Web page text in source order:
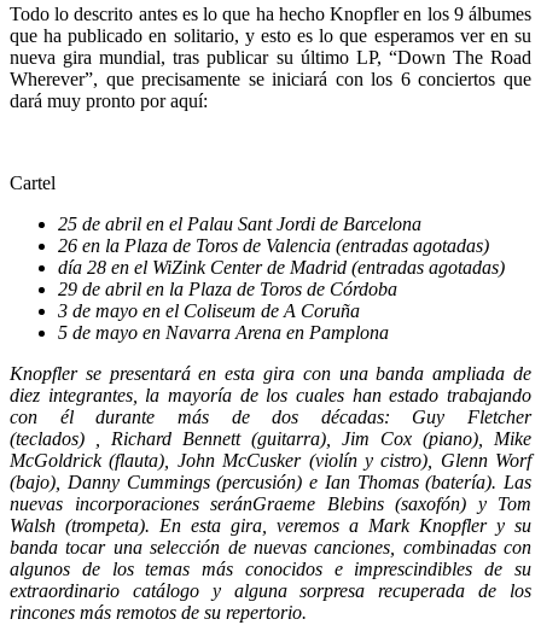
Todo lo descrito antes es lo que ha hecho Knopfler en los 9 álbumes
que ha publicado en solitario, y esto es lo que esperamos ver en su
nueva gira mundial, tras publicar su último LP, “Down The Road
Wherever”, que precisamente se iniciará con los 6 conciertos que
dará muy pronto por aquí:
Cartel
25 de abril en el Palau Sant Jordi de Barcelona
26 en la Plaza de Toros de Valencia (entradas agotadas)
día 28 en el WiZink Center de Madrid (entradas agotadas)
29 de abril en la Plaza de Toros de Córdoba
3 de mayo en el Coliseum de A Coruña
5 de mayo en Navarra Arena en Pamplona
Knopfler se presentará en esta gira con una banda ampliada de
diez integrantes, la mayoría de los cuales han estado trabajando
con él durante más de dos décadas: Guy Fletcher
(teclados) , Richard Bennett (guitarra), Jim Cox (piano), Mike
McGoldrick (flauta), John McCusker (violín y cistro), Glenn Worf
(bajo), Danny Cummings (percusión) e Ian Thomas (batería). Las
nuevas incorporaciones seránGraeme Blebins (saxofón) y Tom
Walsh (trompeta). En esta gira, veremos a Mark Knopfler y su
banda tocar una selección de nuevas canciones, combinadas con
algunos de los temas más conocidos e imprescindibles de su
extraordinario catálogo y alguna sorpresa recuperada de los
rincones más remotos de su repertorio.